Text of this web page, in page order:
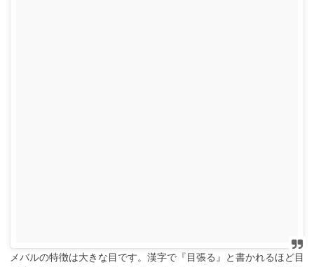
メバルの特徴は大きな目です。漢字で『目張る』と書かれるほど目